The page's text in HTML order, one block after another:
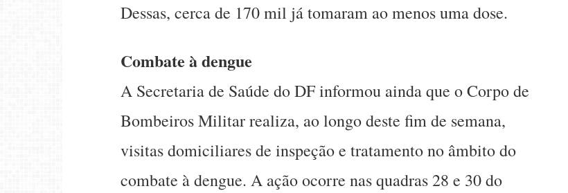
Dessas, cerca de 170 mil já tomaram ao menos uma dose.
Combate à dengue
A Secretaria de Saúde do DF informou ainda que o Corpo de
Bombeiros Militar realiza, ao longo deste fim de semana,
visitas domiciliares de inspeção e tratamento no âmbito do
combate à dengue. A ação ocorre nas quadras 28 e 30 do